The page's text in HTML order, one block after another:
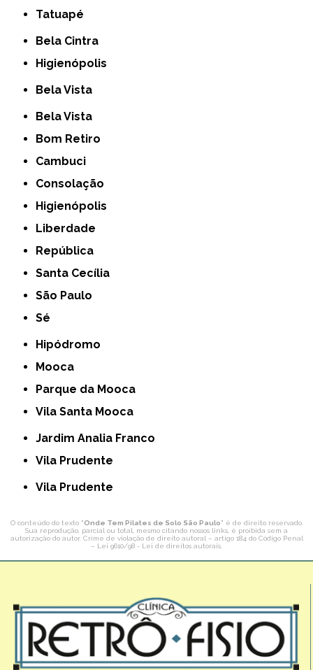
Tatuapé
Bela Cintra
Higienópolis
Bela Vista
Bela Vista
Bom Retiro
Cambuci
Consolação
Higienópolis
Liberdade
República
Santa Cecília
São Paulo
Sé
Hipódromo
Mooca
Parque da Mooca
Vila Santa Mooca
Jardim Analia Franco
Vila Prudente
Vila Prudente
O conteúdo do texto "Onde Tem Pilates de Solo São Paulo" é de direito reservado.
Sua reprodução, parcial ou total, mesmo citando nossos links, é proibida sem a
autorização do autor. Crime de violação de direito autoral – artigo 184 do Código Penal
– Lei 9610/98 - Lei de direitos autorais.